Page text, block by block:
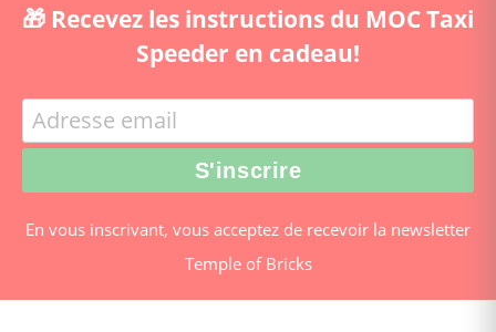
🎁 Recevez les instructions du MOC Taxi
Speeder en cadeau!
En vous inscrivant, vous acceptez de recevoir la newsletter
Temple of Bricks